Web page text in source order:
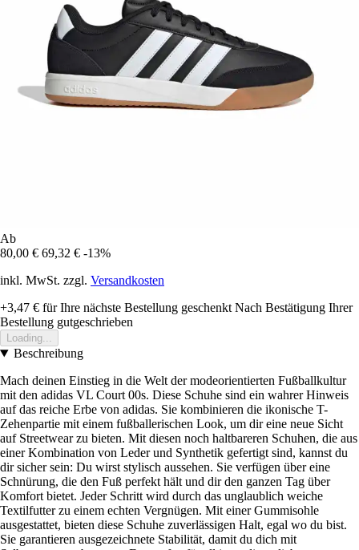
Ab
80,00 € 69,32 € -13%
inkl. MwSt. zzgl. Versandkosten
+3,47 € für Ihre nächste Bestellung geschenkt Nach Bestätigung Ihrer
Bestellung gutgeschrieben
Loading...
Beschreibung
Mach deinen Einstieg in die Welt der modeorientierten Fußballkultur
mit den adidas VL Court 00s. Diese Schuhe sind ein wahrer Hinweis
auf das reiche Erbe von adidas. Sie kombinieren die ikonische T-
Zehenpartie mit einem fußballerischen Look, um dir eine neue Sicht
auf Streetwear zu bieten. Mit diesen noch haltbareren Schuhen, die aus
einer Kombination von Leder und Synthetik gefertigt sind, kannst du
dir sicher sein: Du wirst stylisch aussehen. Sie verfügen über eine
Schnürung, die den Fuß perfekt hält und dir den ganzen Tag über
Komfort bietet. Jeder Schritt wird durch das unglaublich weiche
Textilfutter zu einem echten Vergnügen. Mit einer Gummisohle
ausgestattet, bieten diese Schuhe zuverlässigen Halt, egal wo du bist.
Sie garantieren ausgezeichnete Stabilität, damit du dich mit